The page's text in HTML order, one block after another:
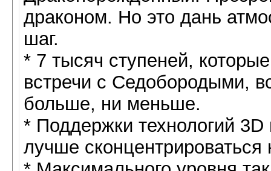
драконом. Но это дань
шаг.
* 7 тысяч ступеней,
встречи с Седобородыми,
больше, ни меньше.
* Поддержки технологий
лучше сконцентрироваться